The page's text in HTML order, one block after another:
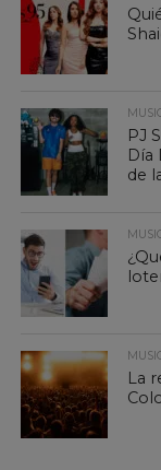
PJ
Día
de
La